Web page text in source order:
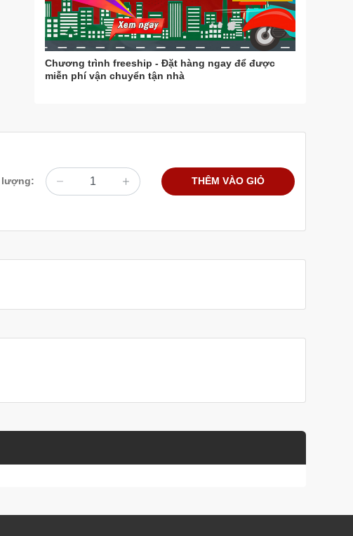
Chương trình freeship - Đặt hàng ngay để được
miễn phí vận chuyển tận nhà
lượng: THÊM VÀO GIỎ